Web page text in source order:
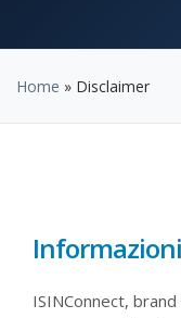
Home » Disclaimer
ISINConnect,